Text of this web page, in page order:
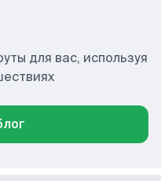
для вас, используя